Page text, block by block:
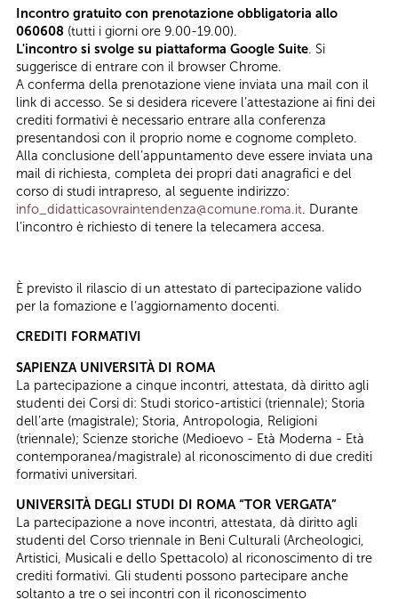
Incontro gratuito con prenotazione obbligatoria allo
060608 (tutti i giorni ore 9.00-19.00).
L'incontro si svolge su piattaforma Google Suite. Si
suggerisce di entrare con il browser Chrome.
A conferma della prenotazione viene inviata una mail con il
link di accesso. Se si desidera ricevere l’attestazione ai fini dei
crediti formativi è necessario entrare alla conferenza
presentandosi con il proprio nome e cognome completo.
Alla conclusione dell’appuntamento deve essere inviata una
mail di richiesta, completa dei propri dati anagrafici e del
corso di studi intrapreso, al seguente indirizzo:
info_didatticasovraintendenza@comune.roma.it. Durante
l’incontro è richiesto di tenere la telecamera accesa.
È previsto il rilascio di un attestato di partecipazione valido
per la fomazione e l’aggiornamento docenti.
CREDITI FORMATIVI
SAPIENZA UNIVERSITÀ DI ROMA
La partecipazione a cinque incontri, attestata, dà diritto agli
studenti dei Corsi di: Studi storico-artistici (triennale); Storia
dell’arte (magistrale); Storia, Antropologia, Religioni
(triennale); Scienze storiche (Medioevo - Età Moderna - Età
contemporanea/magistrale) al riconoscimento di due crediti
formativi universitari.
UNIVERSITÀ DEGLI STUDI DI ROMA “TOR VERGATA”
La partecipazione a nove incontri, attestata, dà diritto agli
studenti del Corso triennale in Beni Culturali (Archeologici,
Artistici, Musicali e dello Spettacolo) al riconoscimento di tre
crediti formativi. Gli studenti possono partecipare anche
soltanto a tre o sei incontri con il riconoscimento